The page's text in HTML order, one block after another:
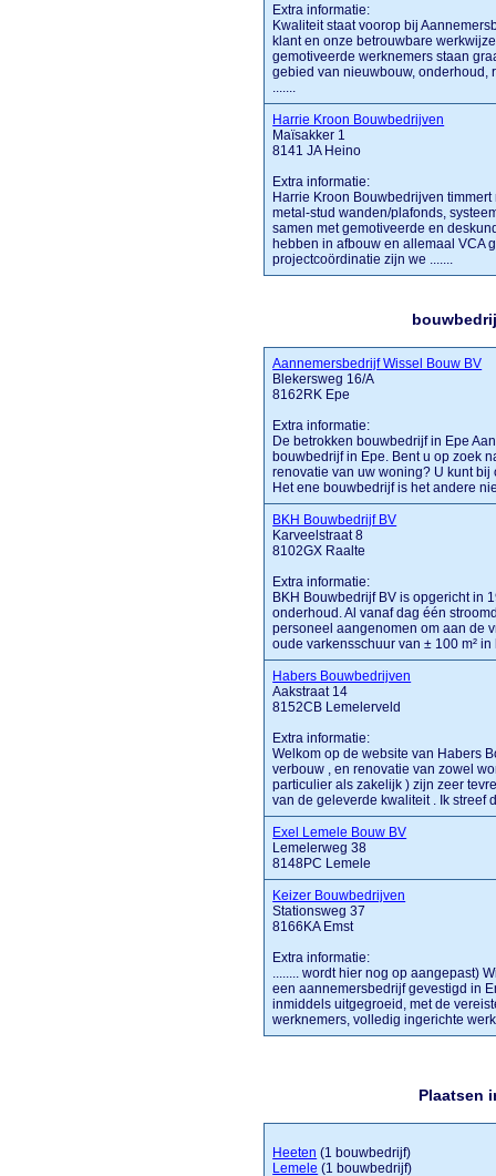
Extra informatie:
Kwaliteit staat voorop bij
klant en onze betrouwbare
gemotiveerde werknemers staan
gebied van nieuwbouw, onderhoud,
.......
Harrie Kroon Bouwbedrijven
Maïsakker 1
8141 JA Heino
Extra informatie:
Harrie Kroon Bouwbedrijven
metal-stud wanden/plafonds,
samen met gemotiveerde en
hebben in afbouw en allemaal VCA
projectcoördinatie zijn we .......
Aannemersbedrijf Wissel Bouw BV
Blekersweg 16/A
8162RK Epe
Extra informatie:
De betrokken bouwbedrijf in Epe
bouwbedrijf in Epe. Bent u op zoek
renovatie van uw woning? U kunt
Het ene bouwbedrijf is het andere
BKH Bouwbedrijf BV
Karveelstraat 8
8102GX Raalte
Extra informatie:
BKH Bouwbedrijf BV is opgericht in
onderhoud. Al vanaf dag één
personeel aangenomen om aan de
oude varkensschuur van ± 100 m²
Habers Bouwbedrijven
Aakstraat 14
8152CB Lemelerveld
Extra informatie:
Welkom op de website van Habers
verbouw , en renovatie van zowel
particulier als zakelijk ) zijn zeer
van de geleverde kwaliteit . Ik streef
Exel Lemele Bouw BV
Lemelerweg 38
8148PC Lemele
Keizer Bouwbedrijven
Stationsweg 37
8166KA Emst
Extra informatie:
........ wordt hier nog op aangepast)
een aannemersbedrijf gevestigd in
inmiddels uitgegroeid, met de
werknemers, volledig ingerichte
Plaatsen
Heeten (1 bouwbedrijf)
Lemele (1 bouwbedrijf)